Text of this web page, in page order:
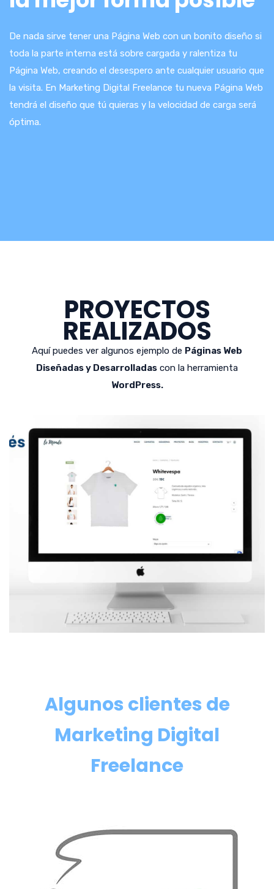
De nada sirve tener una Página Web con un bonito diseño si
toda la parte interna está sobre cargada y ralentiza tu
Página Web, creando el desespero ante cualquier usuario que
la visita. En Marketing Digital Freelance tu nueva Página Web
tendrá el diseño que tú quieras y la velocidad de carga será
óptima.
PROYECTOS
REALIZADOS
Aquí puedes ver algunos ejemplo de Páginas Web
Diseñadas y Desarrolladas con la herramienta
WordPress.
Algunos clientes de
Marketing Digital
Freelance